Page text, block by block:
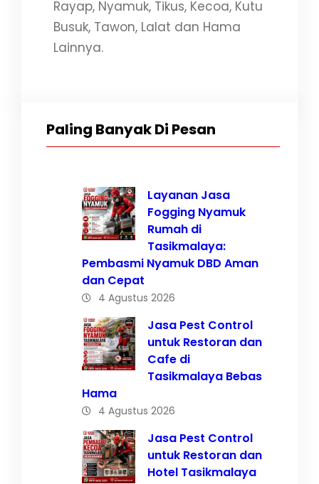
Rayap, Nyamuk, Tikus, Kecoa, Kutu
Busuk, Tawon, Lalat dan Hama
Lainnya.
Paling Banyak Di Pesan
Layanan Jasa
Fogging Nyamuk
Rumah di
Tasikmalaya:
Pembasmi Nyamuk DBD Aman
dan Cepat
4 Agustus 2026
Jasa Pest Control
untuk Restoran dan
Cafe di
Tasikmalaya Bebas
Hama
4 Agustus 2026
Jasa Pest Control
untuk Restoran dan
Hotel Tasikmalaya